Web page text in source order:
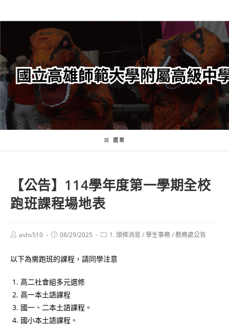
轉
要
內
容
選單
【公告】114學年度第一學期全校
跑班課程場地表
Postashs510
Post08/29/2025
Post1. 頭條消息 /學生事務/教務處公告
以下為需跑班的課程，請同學注意
高二社會組多元選修
高一本土語課程
國一、二本土語課程。
國小本土語課程。